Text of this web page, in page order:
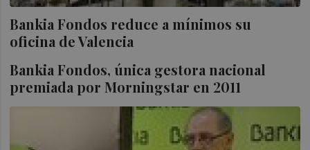
Bankia Fondos reduce a mínimos su
oficina de Valencia
Bankia Fondos, única gestora nacional
premiada por Morningstar en 2011